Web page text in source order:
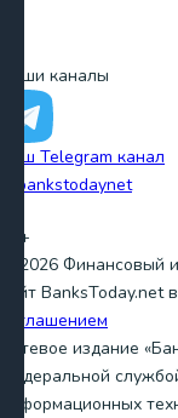
Наши каналы
Наш Telegram канал
@bankstodaynet
18+
© 2026 Финансовый
сайт
соглашением
Сетевое издание
Федеральной
информационных